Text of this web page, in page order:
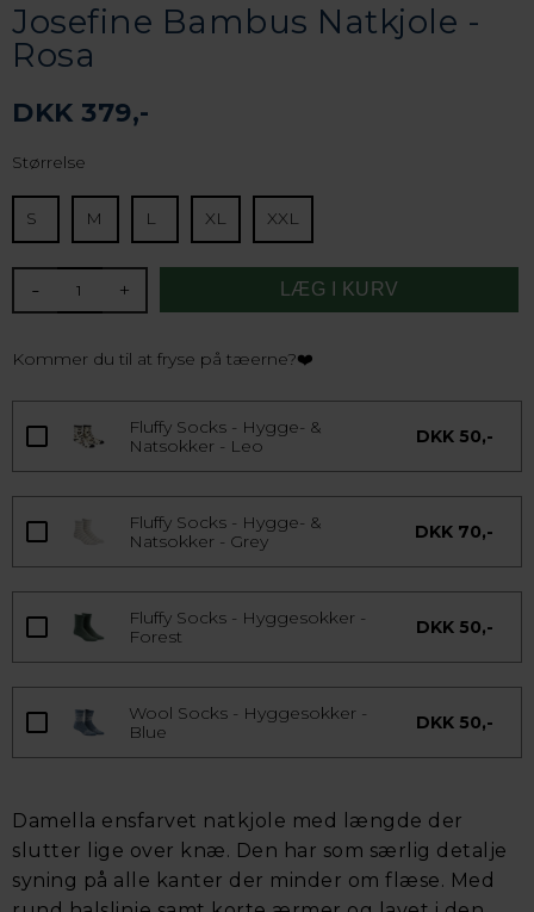
Josefine Bambus Natkjole -
Rosa
DKK 379,-
Størrelse
S M L XL XXL
- +
Kommer du til at fryse på tæerne?❤️
Fluffy Socks - Hygge- &
Natsokker - Leo
DKK 50,-
Fluffy Socks - Hygge- &
Natsokker - Grey
DKK 70,-
Fluffy Socks - Hyggesokker -
Forest
DKK 50,-
Wool Socks - Hyggesokker -
Blue
DKK 50,-
Damella ensfarvet natkjole med længde der
slutter lige over knæ. Den har som særlig detalje
syning på alle kanter der minder om flæse. Med